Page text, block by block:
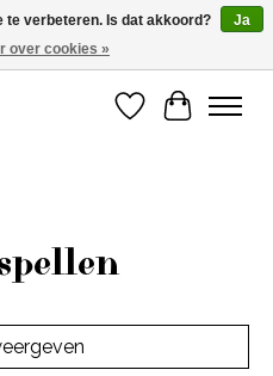
Verlanglijst
te verbeteren. Is dat akkoord?
Ja
over cookies »